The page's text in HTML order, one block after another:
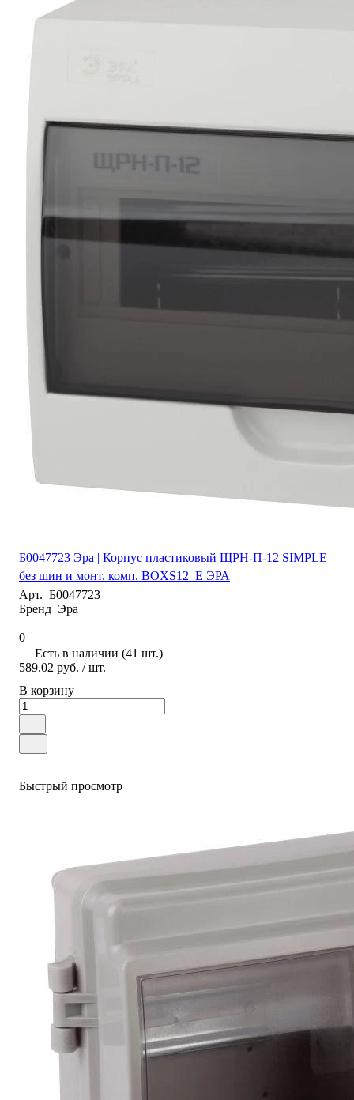
Б0047723 Эра | Корпус пластиковый ЩРН-П-12 SIMPLE
без шин и монт. комп. BOXS12_E ЭРА
Арт. Б0047723
Бренд Эра
0
Есть в наличии (41 шт.)
589.02 руб. / шт.
В корзину
Быстрый просмотр